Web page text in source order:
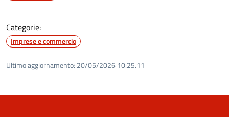
Categorie:
Imprese e commercio
Ultimo aggiornamento: 20/05/2026 10:25.11